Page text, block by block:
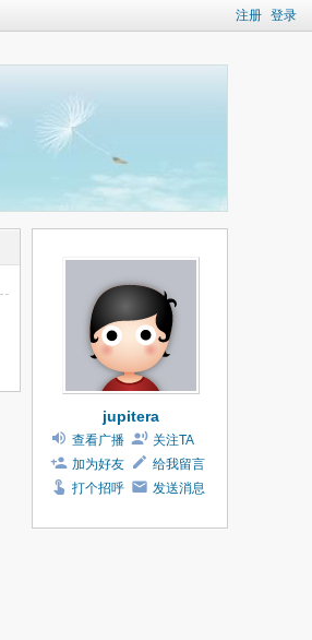
注册 登录
jupitera
查看广播
关注TA
加为好友
给我留言
打个招呼
发送消息